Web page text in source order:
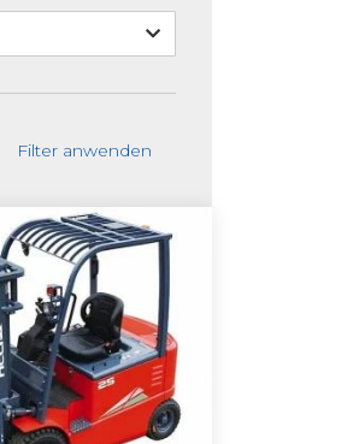
Filter anwenden